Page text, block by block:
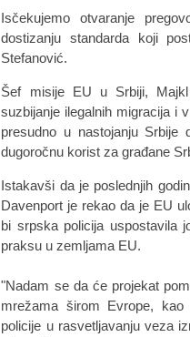
Isčekujemo otvaranje
dostizanju standarda koji
Stefanović.
Šef misije EU u Srbiji,
suzbijanje ilegalnih migracija i
presudno u nastojanju
dugoročnu korist za građane
Istakavši da je poslednjih
Davenport je rekao da je EU
bi srpska policija uspostavila
praksu u zemljama EU.
"Nadam se da će projekat
mrežama širom Evrope,
policije u rasvetljavanju veza